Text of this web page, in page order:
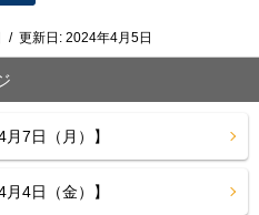
/ 更新日: 2024年4月5日
7日（月）】
4日（金）】